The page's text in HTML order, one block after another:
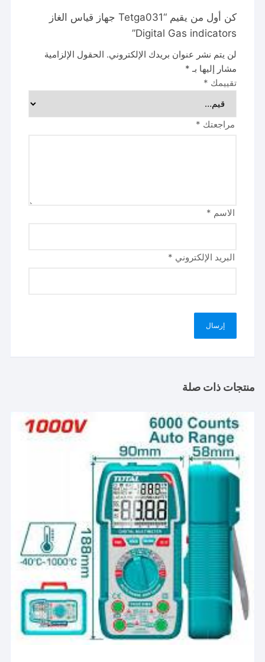
كن أول من يقيم “Tetga031 جهاز قياس الغاز
Digital Gas indicators”
لن يتم نشر عنوان بريدك الإلكتروني. الحقول الإلزامية
مشار إليها بـ *
تقييمك *
مراجعتك *
الاسم *
البريد الإلكتروني *
منتجات ذات صلة